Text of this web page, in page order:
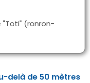
(ronron-
delà de 50 mètres